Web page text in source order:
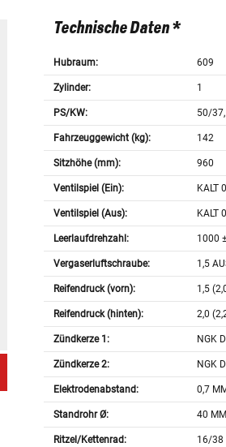
Technische Daten *
Hubraum: 609
Zylinder: 1
PS/KW: 50/
Fahrzeuggewicht (kg): 142
Sitzhöhe (mm): 960
Ventilspiel (Ein): KALT
Ventilspiel (Aus): KALT
Leerlaufdrehzahl: 1000
Vergaserluftschraube: 1,5
Reifendruck (vorn): 1,5
Reifendruck (hinten): 2,0
Zündkerze 1: NGK
Zündkerze 2: NGK
Elektrodenabstand: 0,7
Standrohr Ø: 40 MM
Ritzel/Kettenrad: 16/38